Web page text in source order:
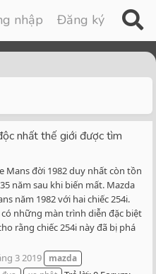
nhập Đăng ký
nhất thế giới được tìm
Mans đời 1982 duy nhất còn tồn
năm sau khi biến mất. Mazda
năm 1982 với hai chiếc 254i.
những màn trình diễn đặc biệt
rằng chiếc 254i này đã bị phá
3 2019
mazda